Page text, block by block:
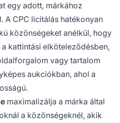
egy adott, márkához
A CPC licitálás hatékonyan
közönségeket anélkül, hogy
kattintási elköteleződésben,
vagy tartalom
aukciókban, ahol a
maximalizálja a márka által
a közönségeknél, akik